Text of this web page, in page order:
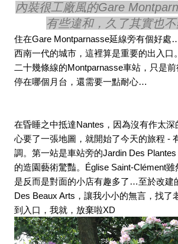
內裝很工廠風的Gare
有些違和，久了其實也
住在Gare Montparnasse延線旁有個好處
西南一代的城市，這裡算是重要的出入口
二十幾條線的Montparnasse車站，只是
停在哪個月台，還需要一點耐心…
在昏睡之中抵達Nantes，因為沒有作太深
心要了一張地圖，就開始了今天的旅程 -
調。第一站是車站旁的Jardin Des
的造園藝術驚豔。Église Saint-Clément雖
是反而是對面的小店有趣多了…至於改建
Des Beaux Arts，讓我小小的無言，找了
到入口，我就，放棄啦XD